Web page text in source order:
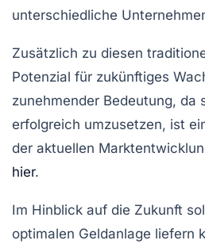
unterschiedliche
Zusätzlich zu diesen
Potenzial für zukünftiges
zunehmender Bedeutung,
erfolgreich umzusetzen, ist
der aktuellen
hier.
Im Hinblick auf die Zukunft
optimalen Geldanlage liefern